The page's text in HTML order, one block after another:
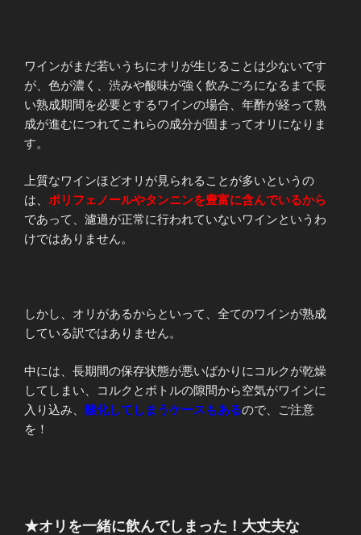
ワインがまだ若いうちにオリが生じることは少ないです
が、色が濃く、渋みや酸味が強く飲みごろになるまで長
い熟成期間を必要とするワインの場合、年酢が経って熟
成が進むにつれてこれらの成分が固まってオリになりま
す。
上質なワインほどオリが見られることが多いというの
は、 ポリフェノールやタンニンを豊富に含んでいるから
であって、濾過が正常に行われていないワインというわ
けではありません。
しかし、オリがあるからといって、全てのワインが熟成
している訳ではありません。
中には、長期間の保存状態が悪いばかりにコルクが乾燥
してしまい、コルクとボトルの隙間から空気がワインに
入り込み、 酸化してしまうケースもあるので、ご注意
を！
★オリを一緒に飲んでしまった！大丈夫な